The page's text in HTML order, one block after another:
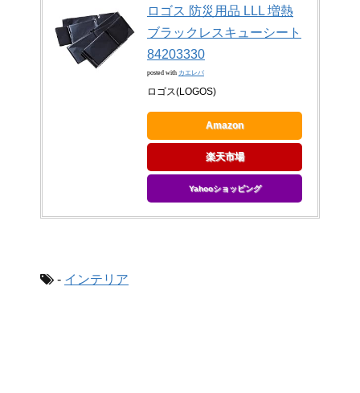
ロゴス 防災用品 LLL 増熱
ブラックレスキューシート
84203330
posted with カエレバ
ロゴス(LOGOS)
Amazon
楽天市場
Yahooショッピング
- インテリア